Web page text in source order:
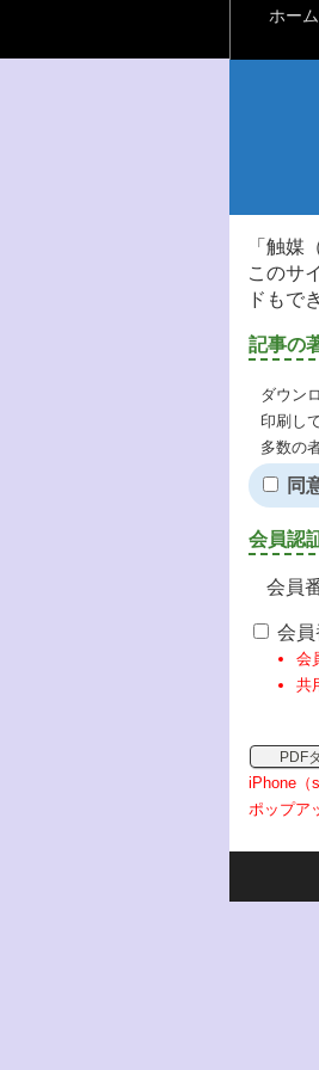
ホーム
「触媒
このサ
ドもで
記事の
ダウン
印刷し
多数の
同
会員認
会員
会員
会
共
PDF
iPhone（
ポップア